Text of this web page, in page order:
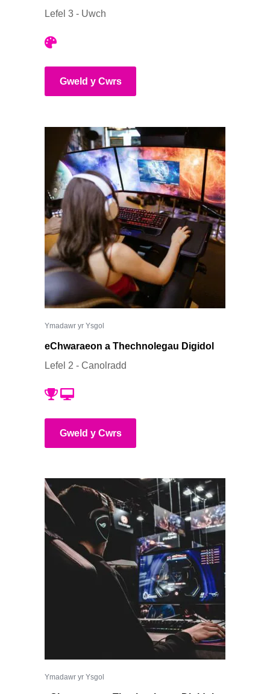
Lefel 3 - Uwch
Gweld y Cwrs
Ymadawr yr Ysgol
eChwaraeon a Thechnolegau Digidol
Lefel 2 - Canolradd
Gweld y Cwrs
Ymadawr yr Ysgol